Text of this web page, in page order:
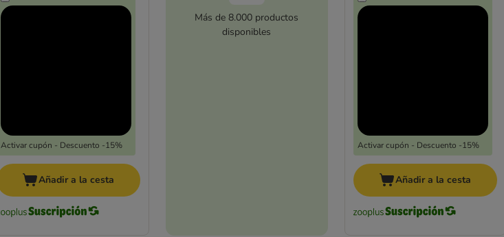
Activar cupón - Descuento -15%
Añadir a la cesta
Más de 8.000 productos
disponibles
Activar cupón - Descuento -15%
Añadir a la cesta